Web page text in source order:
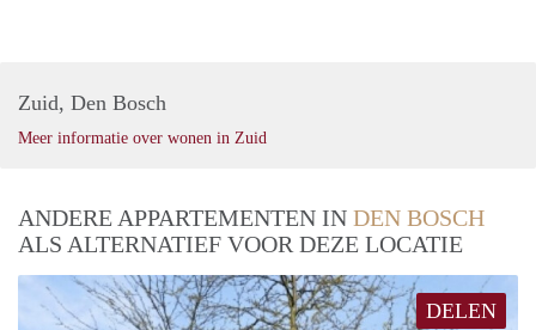
Zuid, Den Bosch
Meer informatie over wonen in Zuid
ANDERE APPARTEMENTEN IN DEN BOSCH
ALS ALTERNATIEF VOOR DEZE LOCATIE
DELEN